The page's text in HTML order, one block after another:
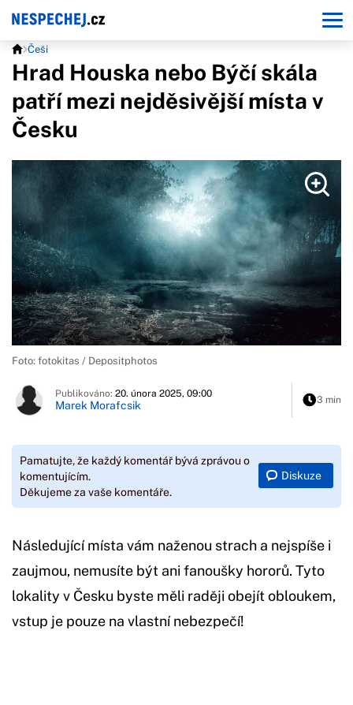
Češi
Hrad Houska nebo Býčí skála
patří mezi nejděsivější místa v
Česku
Foto: fotokitas / Depositphotos
Publikováno: 20. února 2025, 09:00
Marek Morafcsik 3 min
Pamatujte, že každý komentář bývá zprávou o
komentujícím.
Děkujeme za vaše komentáře.
Diskuze
Následující místa vám naženou strach a nejspíše i
zaujmou, nemusíte být ani fanoušky hororů. Tyto
lokality v Česku byste měli raději obejít obloukem,
vstup je pouze na vlastní nebezpečí!